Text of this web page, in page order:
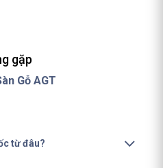
gặp
Gỗ AGT
từ đâu?